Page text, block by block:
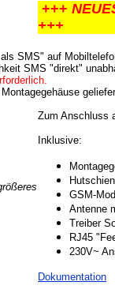
+++
+++
SMS" auf
SMS "direkt"
Zum Anschluss
Inklusive:
GSM-
Antenne
Treiber
RJ45
230V~
Dokumentation